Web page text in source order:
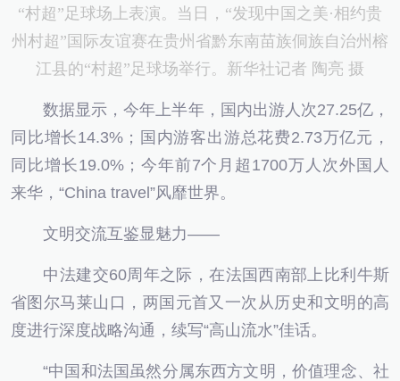
“村超”足球场上表演。当日，“发现中国之美·相约贵
州村超”国际友谊赛在贵州省黔东南苗族侗族自治州榕
江县的“村超”足球场举行。新华社记者 陶亮 摄
数据显示，今年上半年，国内出游人次27.25亿，
同比增长14.3%；国内游客出游总花费2.73万亿元，
同比增长19.0%；今年前7个月超1700万人次外国人
来华，“China travel”风靡世界。
文明交流互鉴显魅力——
中法建交60周年之际，在法国西南部上比利牛斯
省图尔马莱山口，两国元首又一次从历史和文明的高
度进行深度战略沟通，续写“高山流水”佳话。
“中国和法国虽然分属东西方文明，价值理念、社